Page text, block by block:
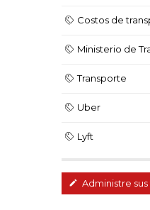
Costos de
Ministerio de
Transporte
Uber
Lyft
Administre